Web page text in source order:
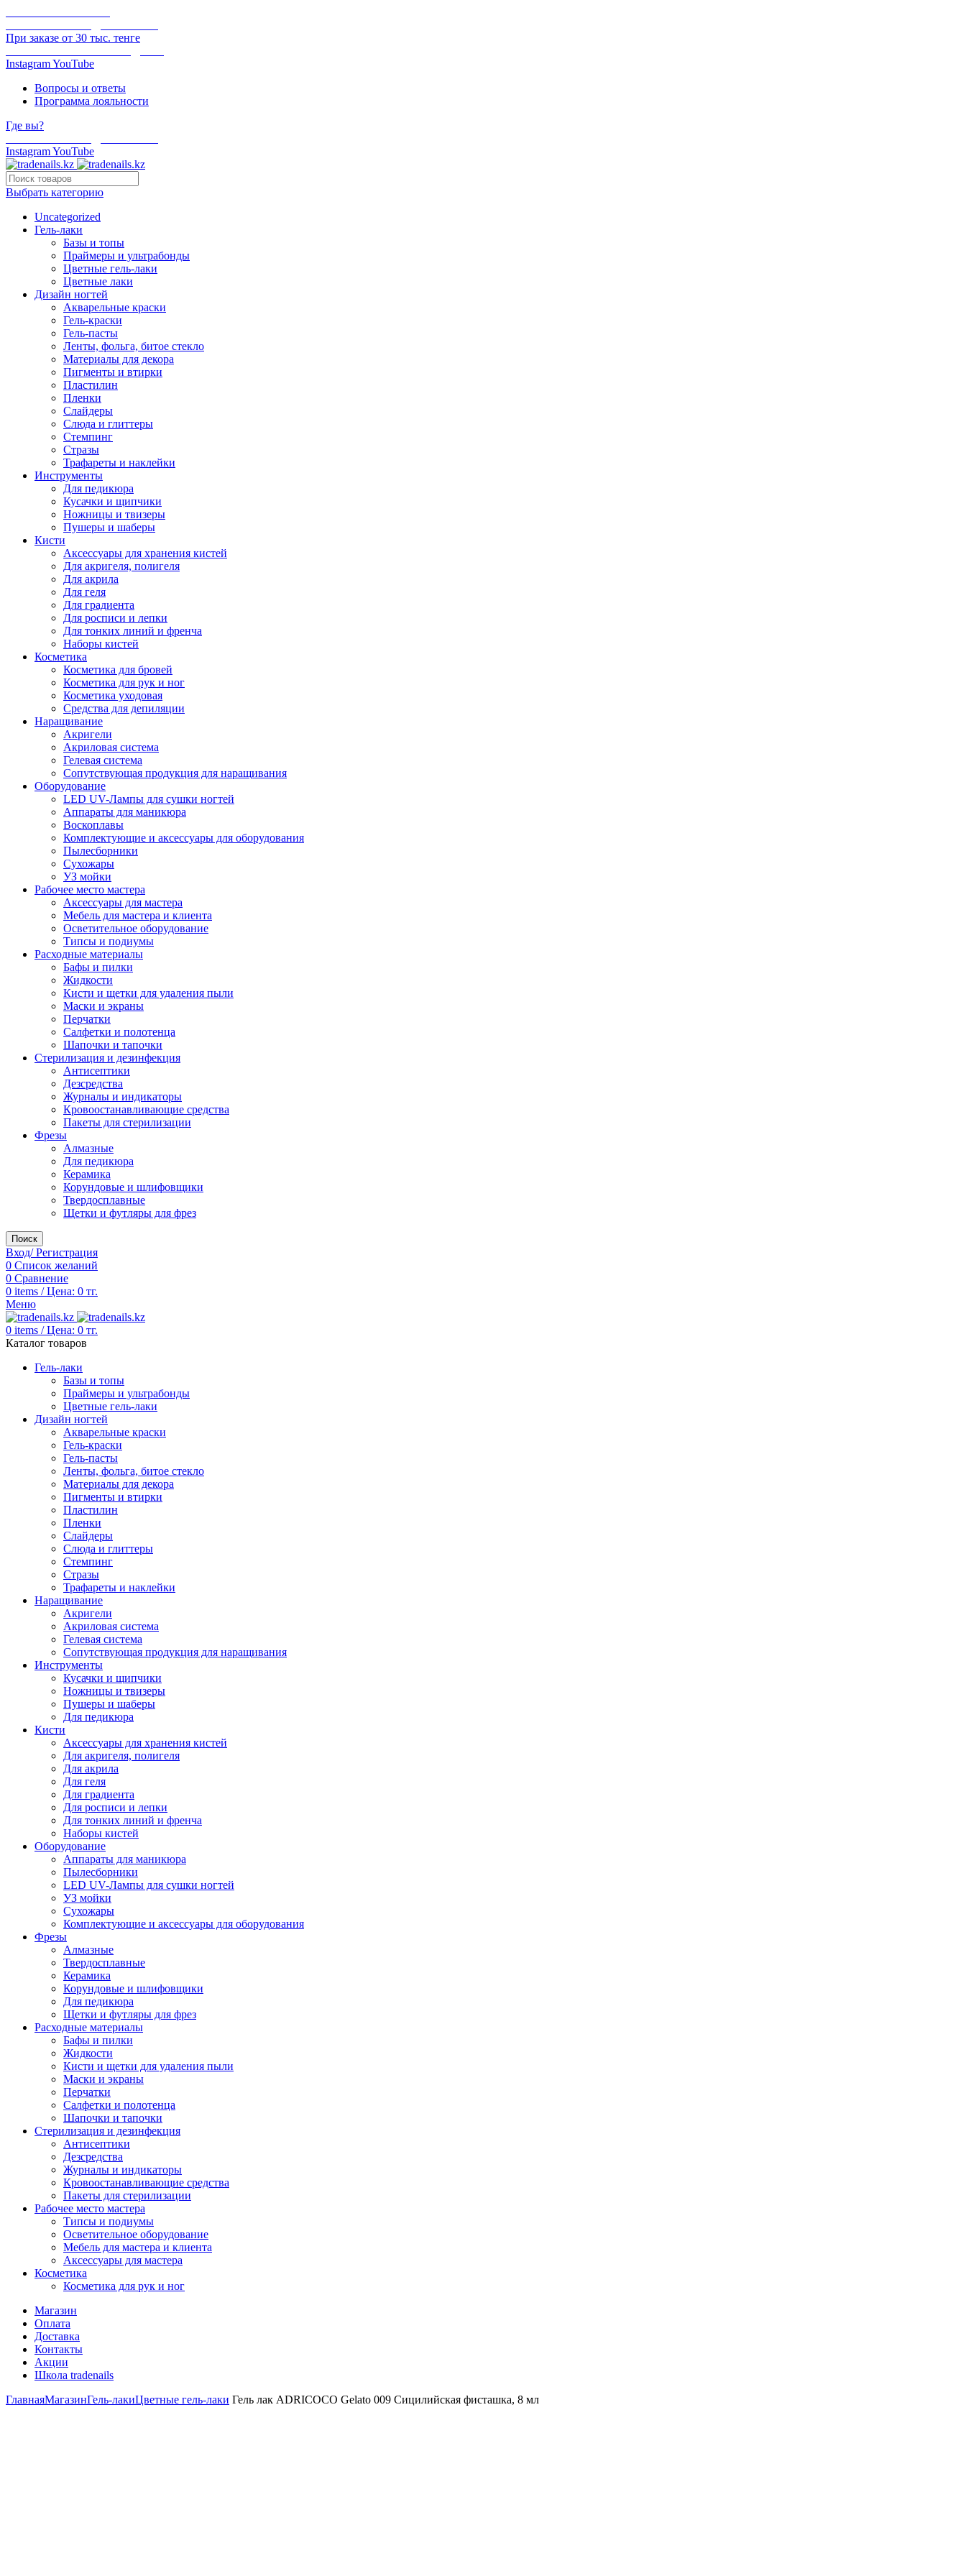
При заказе от 30 тыс. тенге
InstagramYouTube
Вопросы и ответы
Программа лояльности
Где вы?
InstagramYouTube
Выбрать категорию
Uncategorized
Гель-лаки
Базы и топы
Праймеры и ультрабонды
Цветные гель-лаки
Цветные лаки
Дизайн ногтей
Акварельные краски
Гель-краски
Гель-пасты
Ленты, фольга, битое стекло
Материалы для декора
Пигменты и втирки
Пластилин
Пленки
Слайдеры
Слюда и глиттеры
Стемпинг
Стразы
Трафареты и наклейки
Инструменты
Для педикюра
Кусачки и щипчики
Ножницы и твизеры
Пушеры и шаберы
Кисти
Аксессуары для хранения кистей
Для акригеля, полигеля
Для акрила
Для геля
Для градиента
Для росписи и лепки
Для тонких линий и френча
Наборы кистей
Косметика
Косметика для бровей
Косметика для рук и ног
Косметика уходовая
Средства для депиляции
Наращивание
Акригели
Акриловая система
Гелевая система
Сопутствующая продукция для наращивания
Оборудование
LED UV-Лампы для сушки ногтей
Аппараты для маникюра
Воскоплавы
Комплектующие и аксессуары для оборудования
Пылесборники
Сухожары
УЗ мойки
Рабочее место мастера
Аксессуары для мастера
Мебель для мастера и клиента
Осветительное оборудование
Типсы и подиумы
Расходные материалы
Бафы и пилки
Жидкости
Кисти и щетки для удаления пыли
Маски и экраны
Перчатки
Салфетки и полотенца
Шапочки и тапочки
Стерилизация и дезинфекция
Антисептики
Дезсредства
Журналы и индикаторы
Кровоостанавливающие средства
Пакеты для стерилизации
Фрезы
Алмазные
Для педикюра
Керамика
Корундовые и шлифовщики
Твердосплавные
Щетки и футляры для фрез
Поиск
Вход/ Регистрация
0 Список желаний
0 Сравнение
0 items / Цена: 0 тг.
Меню
0 items / Цена: 0 тг.
Каталог товаров
Гель-лаки
Базы и топы
Праймеры и ультрабонды
Цветные гель-лаки
Дизайн ногтей
Акварельные краски
Гель-краски
Гель-пасты
Ленты, фольга, битое стекло
Материалы для декора
Пигменты и втирки
Пластилин
Пленки
Слайдеры
Слюда и глиттеры
Стемпинг
Стразы
Трафареты и наклейки
Наращивание
Акригели
Акриловая система
Гелевая система
Сопутствующая продукция для наращивания
Инструменты
Кусачки и щипчики
Ножницы и твизеры
Пушеры и шаберы
Для педикюра
Кисти
Аксессуары для хранения кистей
Для акригеля, полигеля
Для акрила
Для геля
Для градиента
Для росписи и лепки
Для тонких линий и френча
Наборы кистей
Оборудование
Аппараты для маникюра
Пылесборники
LED UV-Лампы для сушки ногтей
УЗ мойки
Сухожары
Комплектующие и аксессуары для оборудования
Фрезы
Алмазные
Твердосплавные
Керамика
Корундовые и шлифовщики
Для педикюра
Щетки и футляры для фрез
Расходные материалы
Бафы и пилки
Жидкости
Кисти и щетки для удаления пыли
Маски и экраны
Перчатки
Салфетки и полотенца
Шапочки и тапочки
Стерилизация и дезинфекция
Антисептики
Дезсредства
Журналы и индикаторы
Кровоостанавливающие средства
Пакеты для стерилизации
Рабочее место мастера
Типсы и подиумы
Осветительное оборудование
Мебель для мастера и клиента
Аксессуары для мастера
Косметика
Косметика для рук и ног
Магазин
Оплата
Доставка
Контакты
Акции
Школа tradenails
ГлавнаяМагазинГель-лакиЦветные гель-лаки Гель лак ADRICOCO Gelato 009 Сицилийская фисташка, 8 мл